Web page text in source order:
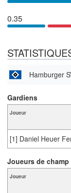
0.35
Hamburger
Joueur
[1] Daniel Heuer
Gardiens
Joueur
Joueurs de champ